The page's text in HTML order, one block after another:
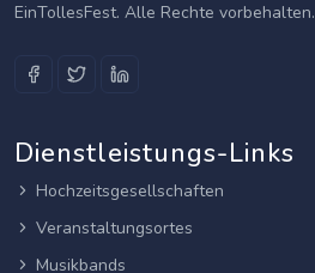
EinTollesFest. Alle Rechte vorbehalten.
Dienstleistungs-Links
Hochzeitsgesellschaften
Veranstaltungsortes
Musikbands